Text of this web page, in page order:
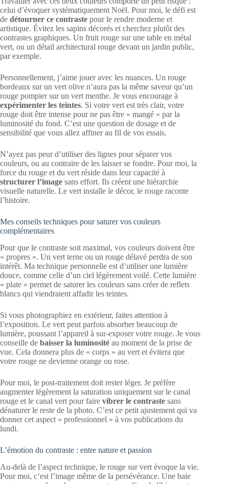
celui d’évoquer systématiquement Noël. Pour moi, le défi est
de détourner ce contraste pour le rendre moderne et
artistique. Évitez les sapins décorés et cherchez plutôt des
contrastes graphiques. Un fruit rouge sur une table en métal
vert, ou un détail architectural rouge devant un jardin public,
par exemple.
Personnellement, j’aime jouer avec les nuances. Un rouge
bordeaux sur un vert olive n’aura pas la même saveur qu’un
rouge pompier sur un vert menthe. Je vous encourage à
expérimenter les teintes. Si votre vert est très clair, votre
rouge doit être intense pour ne pas être « mangé » par la
luminosité du fond. C’est une question de dosage et de
sensibilité que vous allez affiner au fil de vos essais.
N’ayez pas peur d’utiliser des lignes pour séparer vos
couleurs, ou au contraire de les laisser se fondre. Pour moi, la
force du rouge et du vert réside dans leur capacité à
structurer l’image sans effort. Ils créent une hiérarchie
visuelle naturelle. Le vert installe le décor, le rouge raconte
l’histoire.
Mes conseils techniques pour saturer vos couleurs
complémentaires
Pour que le contraste soit maximal, vos couleurs doivent être
« propres ». Un vert terne ou un rouge délavé perdra de son
intérêt. Ma technique personnelle est d’utiliser une lumière
douce, comme celle d’un ciel légèrement voilé. Cette lumière
« plate » permet de saturer les couleurs sans créer de reflets
blancs qui viendraient affadir les teintes.
Si vous photographiez en extérieur, faites attention à
l’exposition. Le vert peut parfois absorber beaucoup de
lumière, poussant l’appareil à sur-exposer votre rouge. Je vous
conseille de baisser la luminosité au moment de la prise de
vue. Cela donnera plus de « corps » au vert et évitera que
votre rouge ne devienne orange ou rose.
Pour moi, le post-traitement doit rester léger. Je préfère
augmenter légèrement la saturation uniquement sur le canal
rouge et le canal vert pour faire vibrer le contraste sans
dénaturer le reste de la photo. C’est ce petit ajustement qui va
donner cet aspect « professionnel » à vos publications du
lundi.
L’émotion du contraste : entre nature et passion
Au-delà de l’aspect technique, le rouge sur vert évoque la vie.
Pour moi, c’est l’image même de la persévérance. Une baie